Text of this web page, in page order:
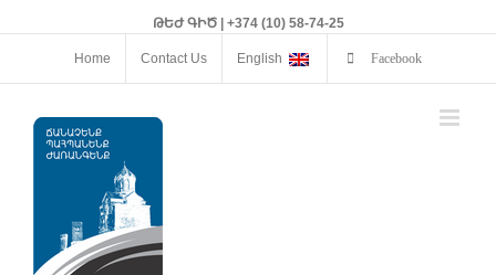
ԹԵԺ ԳԻԾ | +374 (10) 58-74-25
Home Contact Us English Facebook